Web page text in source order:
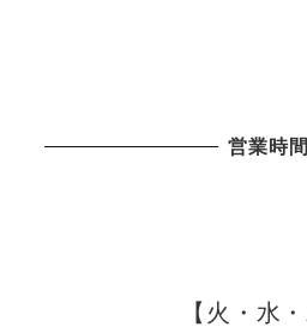
営業時間
【火・水・